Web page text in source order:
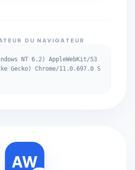
DU NAVIGATEUR
NT 6.2) AppleWebKit/53
Gecko) Chrome/11.0.697.0 S
AW